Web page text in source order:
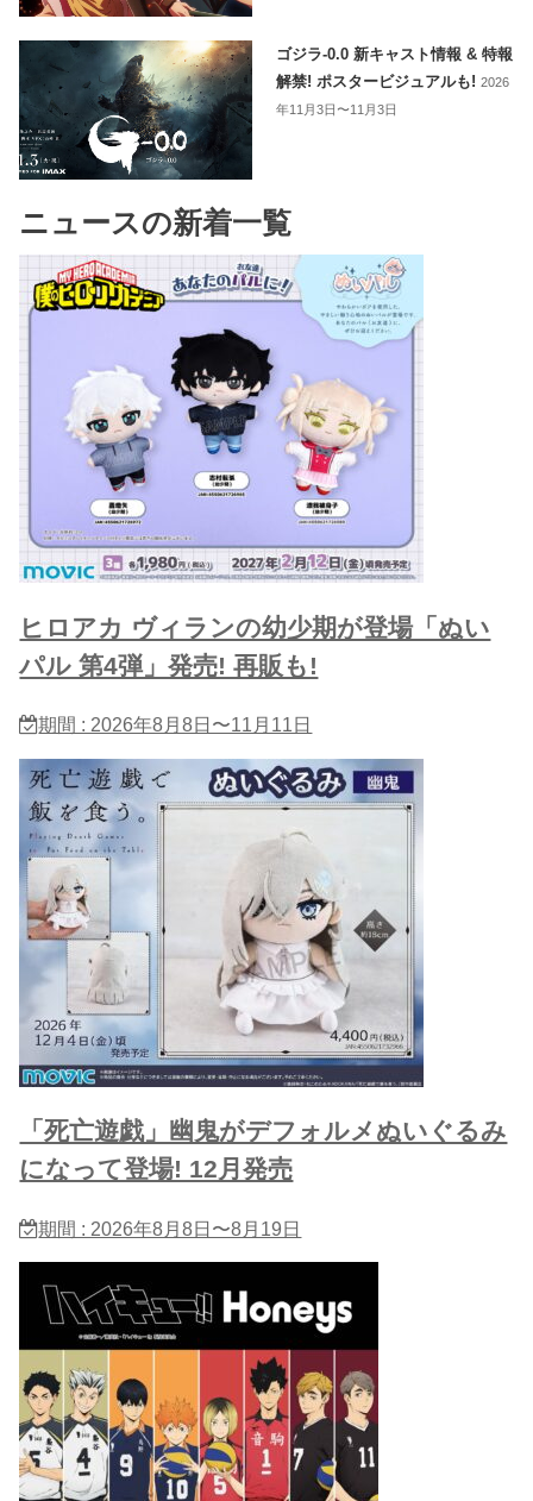
ゴジラ-0.0 新キャスト情報 & 特報
解禁! ポスタービジュアルも!2026
年11月3日〜11月3日
ニュースの新着一覧
ヒロアカ ヴィランの幼少期が登場「ぬい
パル 第4弾」発売! 再販も!
期間 : 2026年8月8日〜11月11日
「死亡遊戯」幽鬼がデフォルメぬいぐるみ
になって登場! 12月発売
期間 : 2026年8月8日〜8月19日